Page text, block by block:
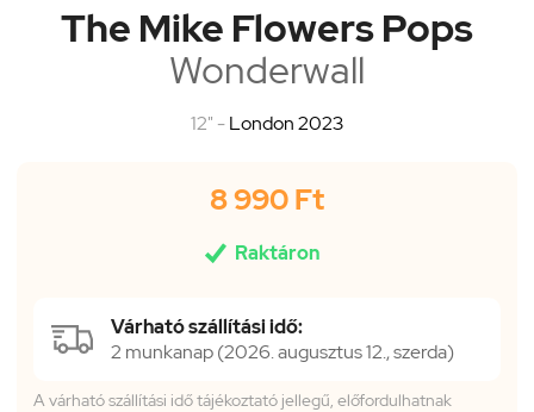
The Mike Flowers Pops
Wonderwall
12" -London 2023
8 990 Ft
 Raktáron
Várható szállítási idő:
2 munkanap (2026. augusztus 12., szerda)
A várható szállítási idő tájékoztató jellegű, előfordulhatnak